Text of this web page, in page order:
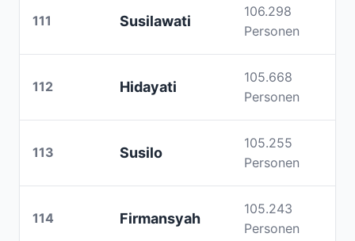
111 Susilawati
106.298
Personen
112 Hidayati
105.668
Personen
113 Susilo
105.255
Personen
114 Firmansyah
105.243
Personen